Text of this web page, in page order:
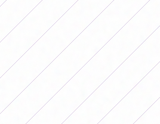
fecha 7 del Torneo
2026
Quemita
Camp